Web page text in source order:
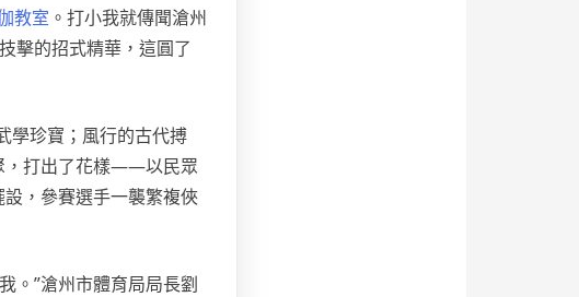
教室 。打小我就傳聞滄州
擊的招式精華，這圓了
學珍寶；風行的古代搏
，打出了花樣——以民眾
，參賽選手一襲繁複俠
。”滄州市體育局局長劉